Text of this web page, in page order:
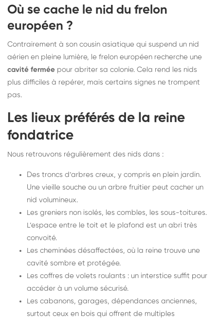
Où se cache le nid du frelon
européen ?
Contrairement à son cousin asiatique qui suspend un nid
aérien en pleine lumière, le frelon européen recherche une
cavité fermée pour abriter sa colonie. Cela rend les nids
plus difficiles à repérer, mais certains signes ne trompent
pas.
Les lieux préférés de la reine
fondatrice
Nous retrouvons régulièrement des nids dans :
Des troncs d’arbres creux, y compris en plein jardin.
Une vieille souche ou un arbre fruitier peut cacher un
nid volumineux.
Les greniers non isolés, les combles, les sous-toitures.
L’espace entre le toit et le plafond est un abri très
convoité.
Les cheminées désaffectées, où la reine trouve une
cavité sombre et protégée.
Les coffres de volets roulants : un interstice suffit pour
accéder à un volume sécurisé.
Les cabanons, garages, dépendances anciennes,
surtout ceux en bois qui offrent de multiples